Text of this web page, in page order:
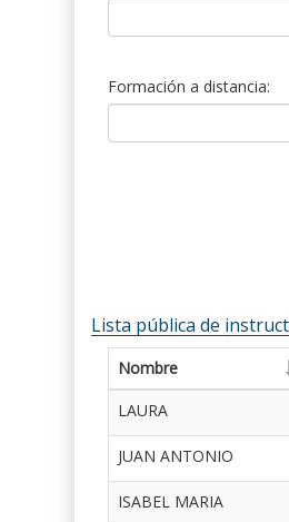
Formación a distancia:
Lista pública de
Nombre
LAURA
JUAN ANTONIO
ISABEL MARIA